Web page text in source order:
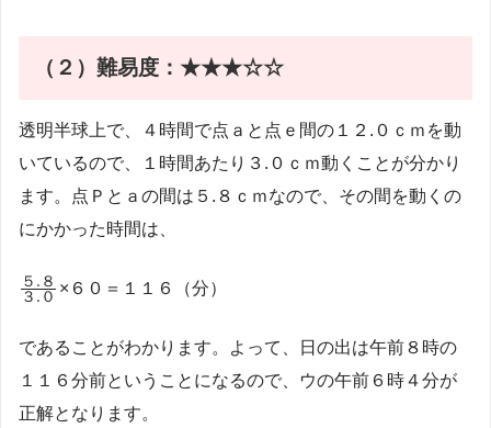
（２）難易度：★★★☆☆
透明半球上で、４時間で点ａと点ｅ間の１２.０ｃｍを動
いているので、１時間あたり３.０ｃｍ動くことが分かり
ます。点Ｐとａの間は５.８ｃｍなので、その間を動くの
にかかった時間は、
\frac{５.
８}{３.
０}
３ . ０
５ . ８ ×６０＝１１６（分）
であることがわかります。よって、日の出は午前８時の
１１６分前ということになるので、ウの午前６時４分が
正解となります。